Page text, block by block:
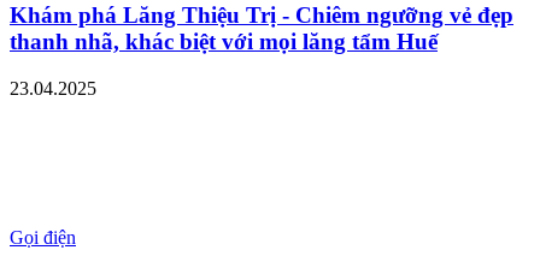
Khám phá Lăng Thiệu Trị - Chiêm ngưỡng vẻ đẹp
thanh nhã, khác biệt với mọi lăng tẩm Huế
23.04.2025
Gọi điện